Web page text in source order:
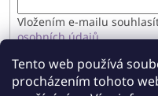
Tento web používá
procházením tohoto
Vložením e-mailu
osobních údajů
PŘIHLÁSIT SE